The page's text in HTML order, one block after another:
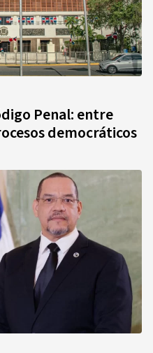
Penal: entre
democráticos